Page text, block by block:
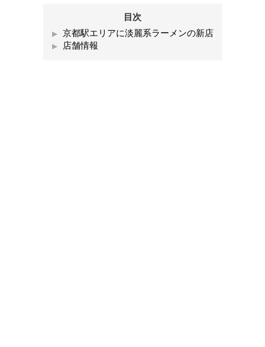
目次
京都駅エリアに淡麗系ラーメンの新店
店舗情報